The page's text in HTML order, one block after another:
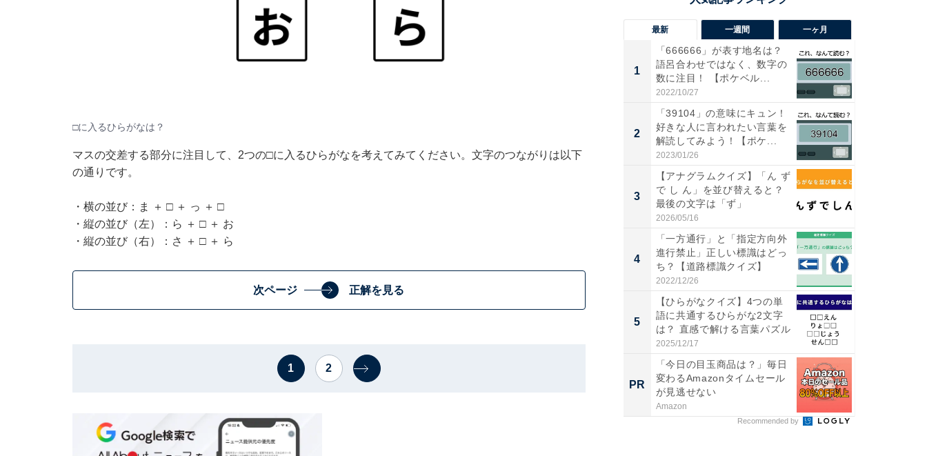
□に入るひらがなは？
マスの交差する部分に注目して、2つの□に入るひらがなを考えてみてください。文字のつながりは以下
の通りです。
・横の並び：ま ＋ □ ＋ っ ＋ □
・縦の並び（左）：ら ＋ □ ＋ お
・縦の並び（右）：さ ＋ □ ＋ ら
次ページ 正解を見る
1 2
最新 一週間 一ヶ月
1
「666666」が表す地名は？
語呂合わせではなく、数字の
数に注目！ 【ポケベル...
2022/10/27
2
「39104」の意味にキュン！
好きな人に言われたい言葉を
解読してみよう！【ポケ...
2023/01/26
3
【アナグラムクイズ】「ん ず
で し ん」を並び替えると？
最後の文字は「ず」
2026/05/16
4
「一方通行」と「指定方向外
進行禁止」正しい標識はどっ
ち？【道路標識クイズ】
2022/12/26
5
【ひらがなクイズ】4つの単
語に共通するひらがな2文字
は？ 直感で解ける言葉パズル
2025/12/17
PR
「今日の目玉商品は？」毎日
変わるAmazonタイムセール
が見逃せない
Amazon
Recommended by